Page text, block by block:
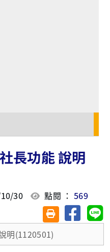
長功能 說明
30 點閱 ：569
友善列印(另開視
分享至
明(1120501)